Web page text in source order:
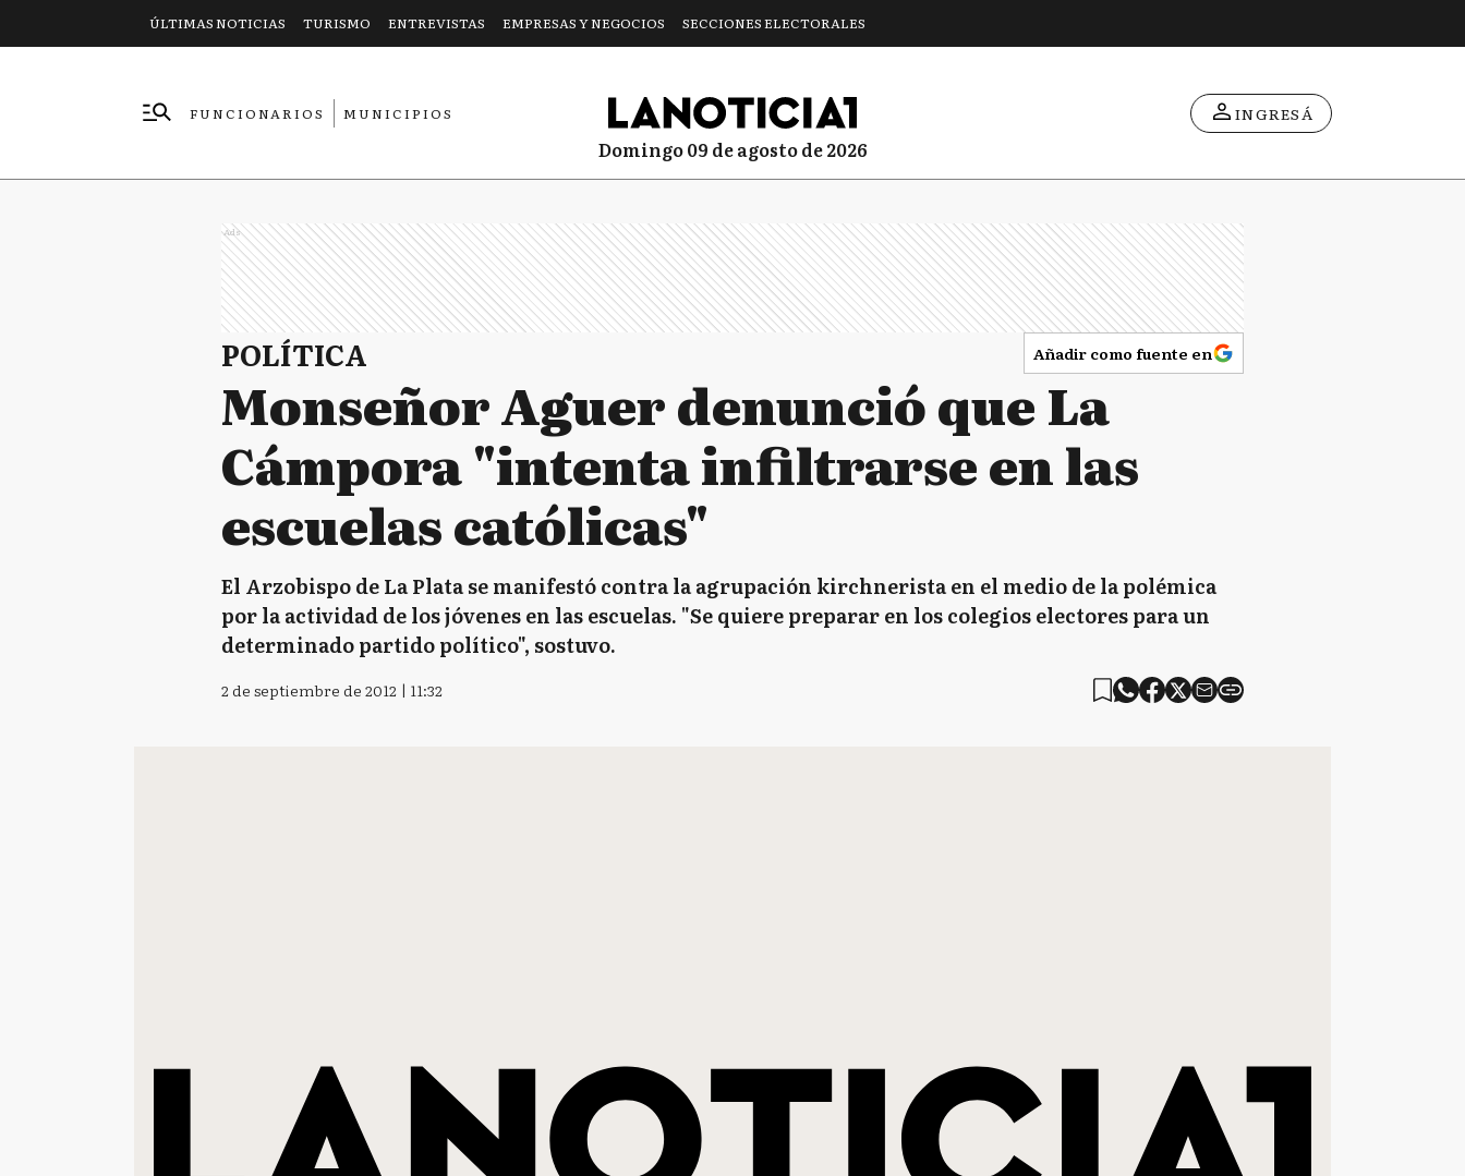
ÚLTIMAS NOTICIAS TURISMO ENTREVISTAS EMPRESAS Y NEGOCIOS SECCIONES ELECTORALES
FUNCIONARIOS
MUNICIPIOS
domingo 09 de agosto de 2026
INGRESÁ
Ads
POLÍTICA Añadir como fuente en
Monseñor Aguer denunció que La
Cámpora "intenta infiltrarse en las
escuelas católicas"
El Arzobispo de La Plata se manifestó contra la agrupación kirchnerista en el medio de la polémica
por la actividad de los jóvenes en las escuelas. "Se quiere preparar en los colegios electores para un
determinado partido político", sostuvo.
2 de septiembre de 2012 | 11:32